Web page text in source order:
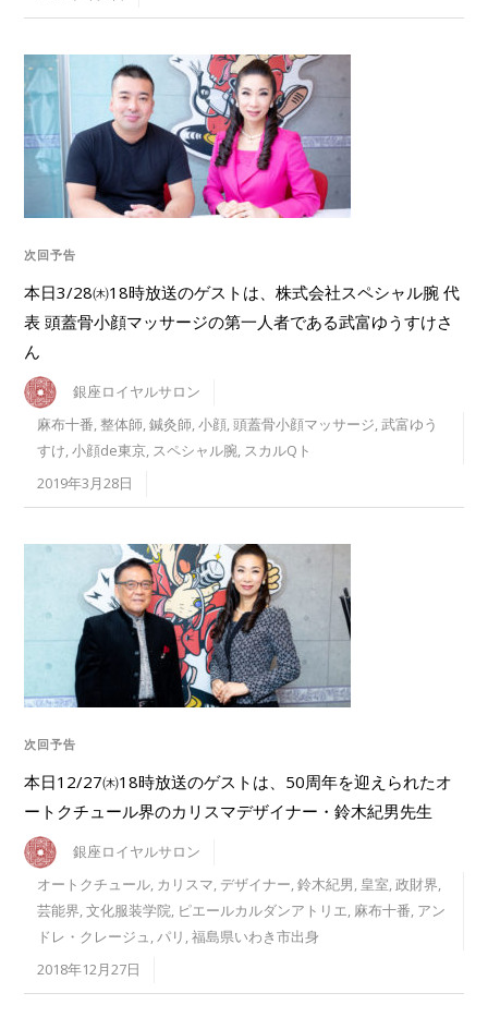
次回予告
本日3/28㈭18時放送のゲストは、株式会社スペシャル腕 代
表 頭蓋骨小顔マッサージの第一人者である武富ゆうすけさ
ん
銀座ロイヤルサロン
麻布十番,整体師,鍼灸師,小顔,頭蓋骨小顔マッサージ,武富ゆう
すけ,小顔de東京, スペシャル腕, スカルQト
2019年3月28日
次回予告
本日12/27㈭18時放送のゲストは、50周年を迎えられたオ
ートクチュール界のカリスマデザイナー・鈴木紀男先生
銀座ロイヤルサロン
オートクチュール, カリスマ, デザイナー,鈴木紀男, 皇室,政財界,
芸能界,文化服装学院, ピエールカルダンアトリエ, 麻布十番, アン
ドレ・クレージュ,パリ ,福島県いわき市出身
2018年12月27日